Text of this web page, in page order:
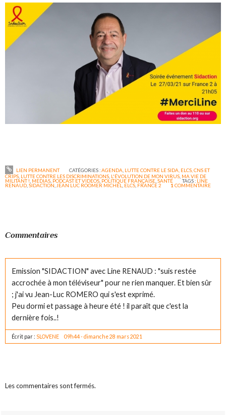
LIEN PERMANENT CATÉGORIES :AGENDA LUTTE CONTRE LE SIDA, ELCS, CNS ET
CRIPS LUTTE CONTRE LES DISCRIMINATIONS L'ÉVOLUTION DE MON VIRUS MA VIE DE
MILITANT ! MEDIAS PODCAST ET VIDEOS POLITIQUE FRANÇAISE ,SANTÉ TAGS : LINE
RENAUD ,SIDACTION JEAN LUC ROOMER MICHEL ELCS FRANCE 2 1 COMMENTAIRE
Commentaires
Emission "SIDACTION" avec Line RENAUD : "suis restée
accrochée à mon téléviseur" pour ne rien manquer. Et bien sûr
; j'ai vu Jean-Luc ROMERO qui s'est exprimé.
Peu dormi et passage à heure été ! il paraît que c'est la
dernière fois..!
Écrit par : SLOVENE 09h44-dimanche 28 mars 2021
Les commentaires sont fermés.